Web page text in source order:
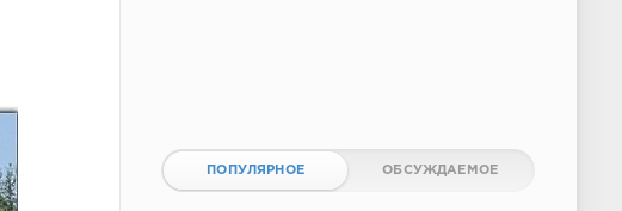
ПОПУЛЯРНОЕ ОБСУЖДАЕМОЕ